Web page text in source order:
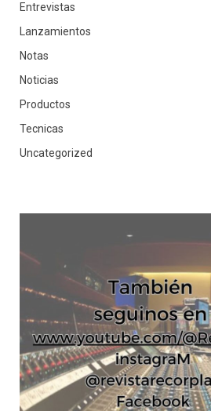
Entrevistas
Lanzamientos
Notas
Noticias
Productos
Tecnicas
Uncategorized